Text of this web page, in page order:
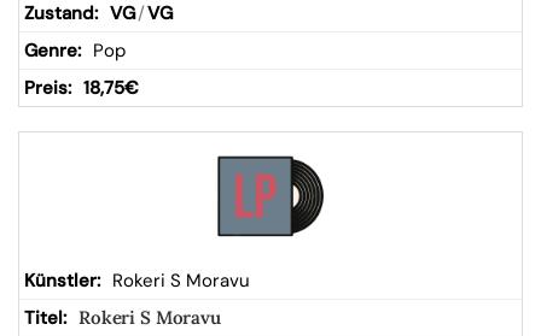
VG/VG
Pop
18,75€
Rokeri S Moravu
Rokeri S Moravu